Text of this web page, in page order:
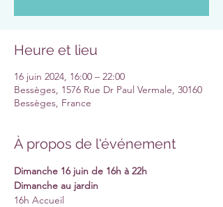
Heure et lieu
16 juin 2024, 16:00 – 22:00
Bessèges, 1576 Rue Dr Paul Vermale, 30160
Bessèges, France
À propos de l'événement
Dimanche 16 juin de 16h à 22h
Dimanche au jardin
16h Accueil